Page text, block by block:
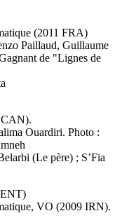
(2011 FRA)
Paillaud, Guillaume
de "Lignes de
CAN).
Ouardiri. Photo :
(Le père) ; S’Fia
VO (2009 IRN).